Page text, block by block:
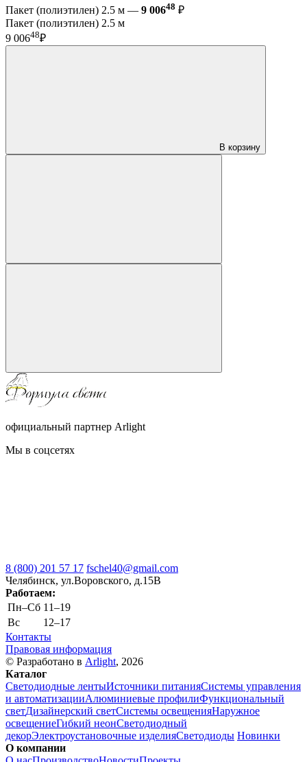
Пакет (полиэтилен) 2.5 м — 9 00648 ₽
Пакет (полиэтилен) 2.5 м
9 00648₽
В корзину
официальный партнер Arlight
Мы в соцсетях
8 (800) 201 57 17 fschel40@gmail.com
Челябинск, ул.Воровского, д.15В
Работаем:
Пн–Cб 11–19
Вс
12–17
Контакты
Правовая информация
© Разработано в Arlight, 2026
Каталог
Светодиодные лентыИсточники питанияСистемы управления
и автоматизацииАлюминиевые профилиФункциональный
светДизайнерский светСистемы освещенияНаружное
освещениеГибкий неонСветодиодный
декорЭлектроустановочные изделияСветодиоды Новинки
О компании